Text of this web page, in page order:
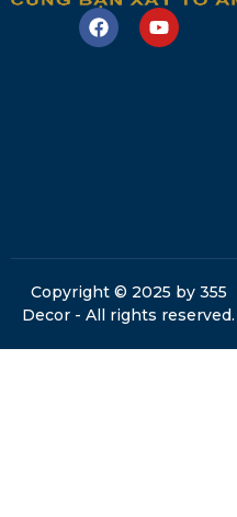
Copyright © 2025 by 355
Decor - All rights reserved.